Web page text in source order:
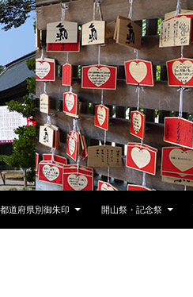
都道府県別御朱印 開山祭・記念祭